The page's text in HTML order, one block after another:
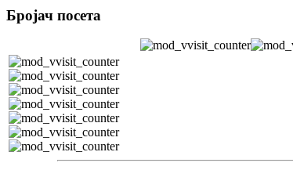
Бројач посета